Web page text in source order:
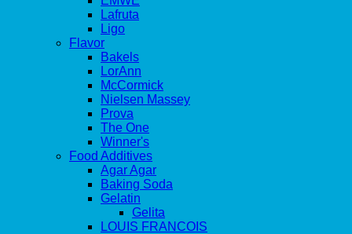
Lafruta
Ligo
Flavor
Bakels
LorAnn
McCormick
Nielsen Massey
Prova
The One
Winner's
Food Additives
Agar Agar
Baking Soda
Gelatin
Gelita
LOUIS FRANCOIS